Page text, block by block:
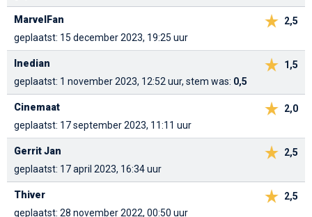
2,5
MarvelFan
geplaatst: 15 december 2023, 19:25 uur
1,5
Inedian
geplaatst: 1 november 2023, 12:52 uur, stem was: 0,5
2,0
Cinemaat
geplaatst: 17 september 2023, 11:11 uur
2,5
Gerrit Jan
geplaatst: 17 april 2023, 16:34 uur
2,5
Thiver
geplaatst: 28 november 2022, 00:50 uur